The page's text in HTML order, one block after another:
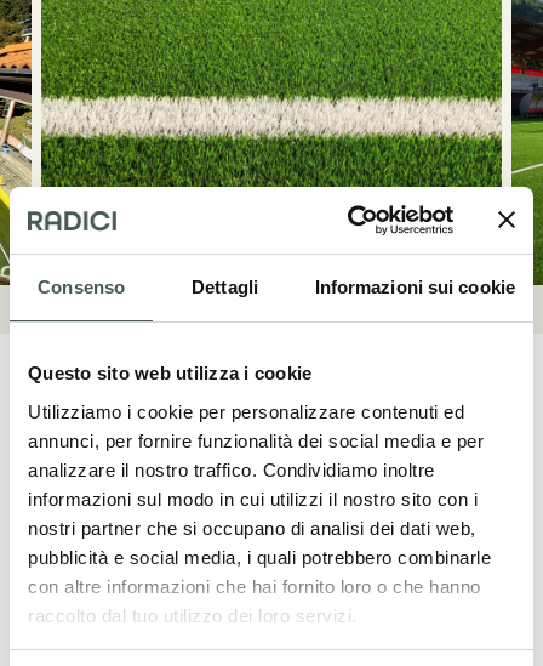
Consenso Dettagli Informazioni sui cookie
Questo sito web utilizza i cookie
Utilizziamo i cookie per personalizzare contenuti ed
annunci, per fornire funzionalità dei social media e per
analizzare il nostro traffico. Condividiamo inoltre
informazioni sul modo in cui utilizzi il nostro sito con i
nostri partner che si occupano di analisi dei dati web,
pubblicità e social media, i quali potrebbero combinarle
con altre informazioni che hai fornito loro o che hanno
raccolto dal tuo utilizzo dei loro servizi.
Mettiti in contatto
Contattaci adesso per ulteriori dettagli sui
nostri prodotti, richiedere un preventivo o